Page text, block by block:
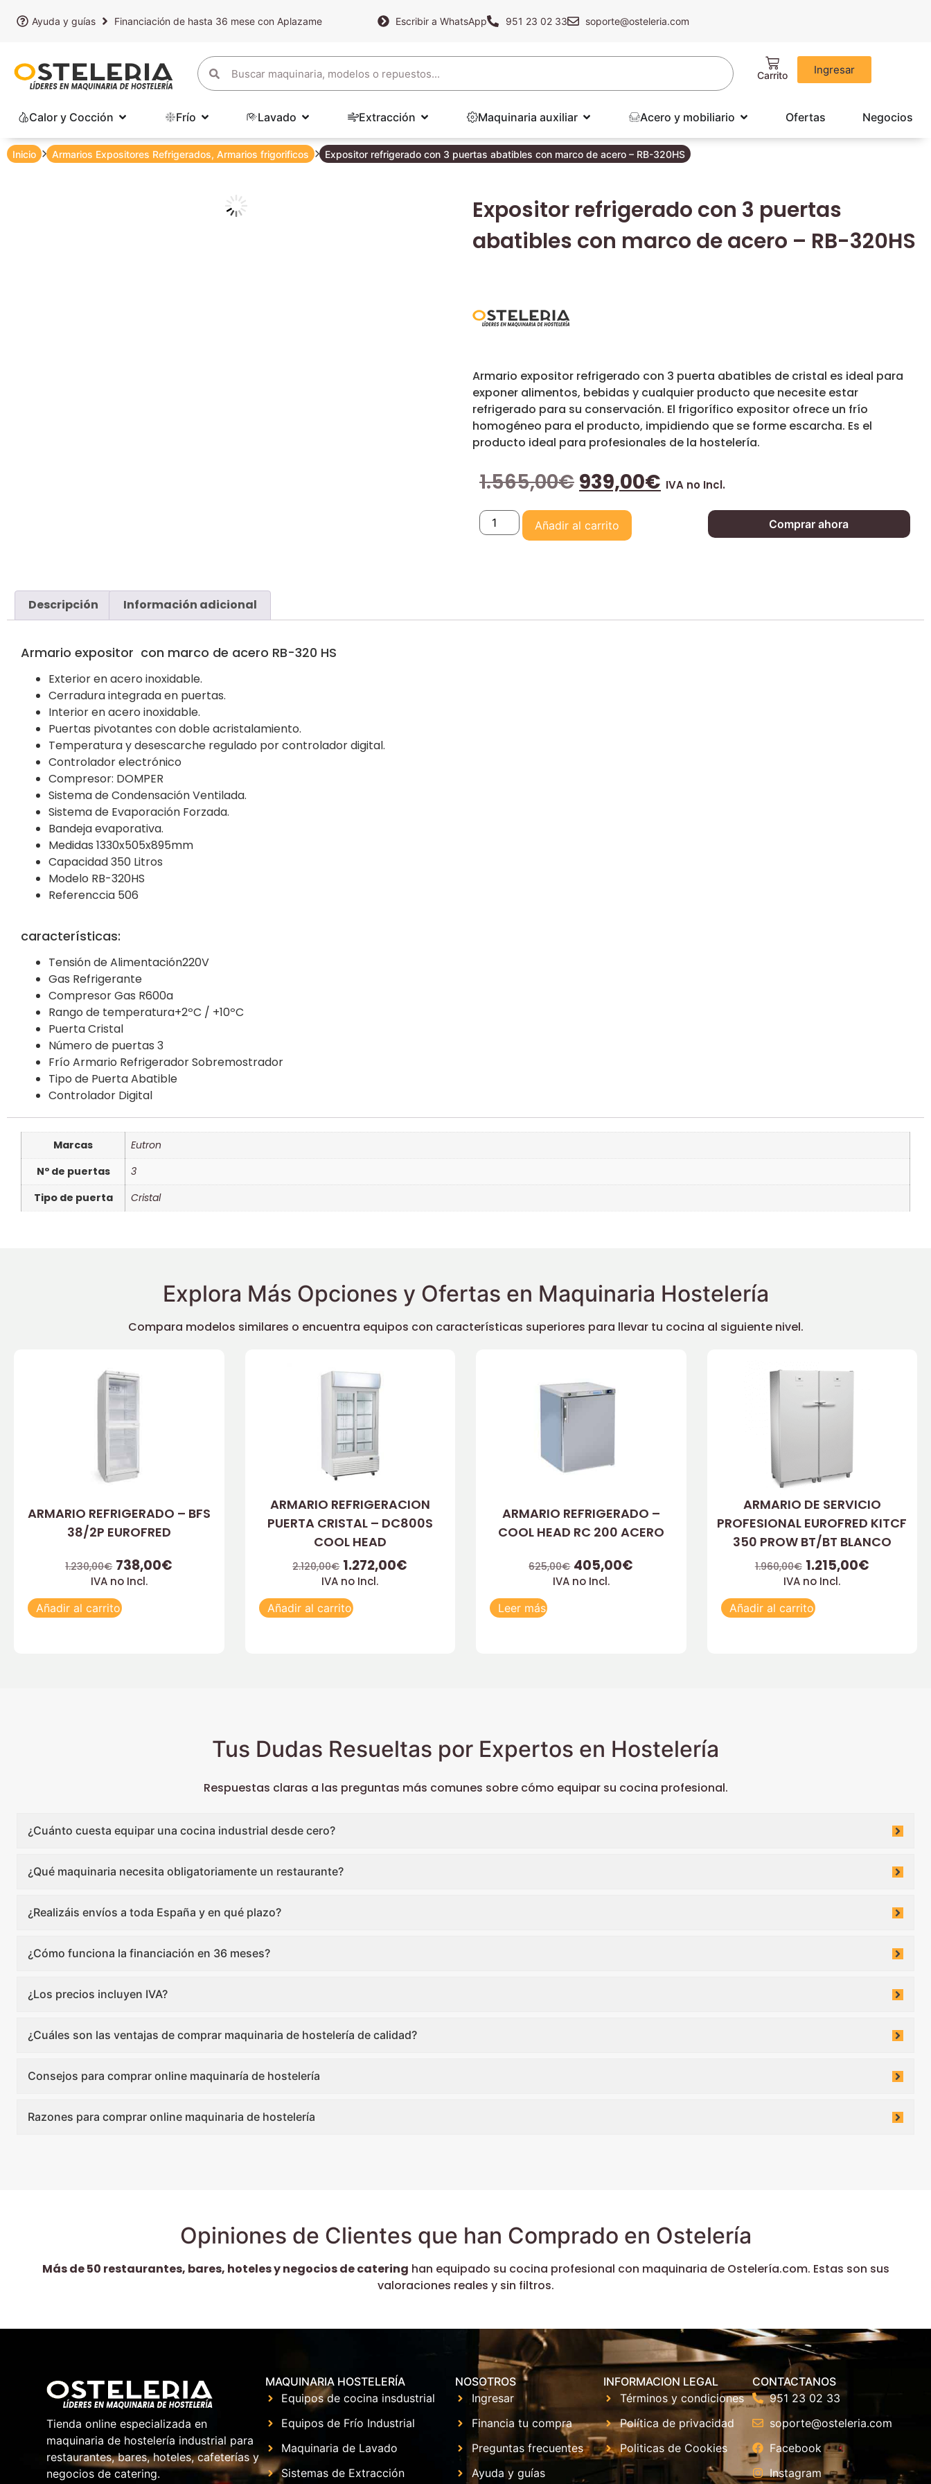
Ayuda y guías Financiación de hasta 36 mese con Aplazame Escribir a WhatsApp 951 23 02 33 soporte@osteleria.com
Ingresar
Calor y Cocción Frío Lavado Extracción Maquinaria auxiliar Acero y mobiliario Ofertas Negocios
Inicio Armarios Expositores Refrigerados, Armarios frigorificos Expositor refrigerado con 3 puertas abatibles con marco de acero – RB-320HS
Expositor refrigerado con 3 puertas
abatibles con marco de acero – RB-320HS
Armario expositor refrigerado con 3 puerta abatibles de cristal es ideal para
exponer alimentos, bebidas y cualquier producto que necesite estar
refrigerado para su conservación. El frigorífico expositor ofrece un frío
homogéneo para el producto, impidiendo que se forme escarcha. Es el
producto ideal para profesionales de la hostelería.
1.565,00€ 939,00€ IVA no Incl.
Añadir al carrito Comprar ahora
Descripción Información adicional
Armario expositor con marco de acero RB-320 HS
Exterior en acero inoxidable.
Cerradura integrada en puertas.
Interior en acero inoxidable.
Puertas pivotantes con doble acristalamiento.
Temperatura y desescarche regulado por controlador digital.
Controlador electrónico
Compresor: DOMPER
Sistema de Condensación Ventilada.
Sistema de Evaporación Forzada.
Bandeja evaporativa.
Medidas 1330x505x895mm
Capacidad 350 Litros
Modelo RB-320HS
Referenccia 506
características:
Tensión de Alimentación220V
Gas Refrigerante
Compresor Gas R600a
Rango de temperatura+2ºC / +10ºC
Puerta Cristal
Número de puertas 3
Frío Armario Refrigerador Sobremostrador
Tipo de Puerta Abatible
Controlador Digital
Marcas
Eutron
Nº de puertas
3
Tipo de puerta
Cristal
Explora Más Opciones y Ofertas en Maquinaria Hostelería
Compara modelos similares o encuentra equipos con características superiores para llevar tu cocina al siguiente nivel.
ARMARIO REFRIGERADO – BFS
38/2P EUROFRED
1.230,00€ 738,00€
IVA no Incl.
Añadir al carrito
ARMARIO REFRIGERACION
PUERTA CRISTAL – DC800S
COOL HEAD
2.120,00€ 1.272,00€
IVA no Incl.
Añadir al carrito
ARMARIO REFRIGERADO –
COOL HEAD RC 200 ACERO
625,00€ 405,00€
IVA no Incl.
Leer más
ARMARIO DE SERVICIO
PROFESIONAL EUROFRED KITCF
350 PROW BT/BT BLANCO
1.960,00€ 1.215,00€
IVA no Incl.
Añadir al carrito
Tus Dudas Resueltas por Expertos en Hostelería
Respuestas claras a las preguntas más comunes sobre cómo equipar su cocina profesional.
¿Cuánto cuesta equipar una cocina industrial desde cero?
¿Qué maquinaria necesita obligatoriamente un restaurante?
¿Realizáis envíos a toda España y en qué plazo?
¿Cómo funciona la financiación en 36 meses?
¿Los precios incluyen IVA?
¿Cuáles son las ventajas de comprar maquinaria de hostelería de calidad?
Consejos para comprar online maquinaría de hostelería
Razones para comprar online maquinaria de hostelería
Opiniones de Clientes que han Comprado en Ostelería
Más de 50 restaurantes, bares, hoteles y negocios de catering han equipado su cocina profesional con maquinaria de Ostelería.com. Estas son sus
valoraciones reales y sin filtros.
Tienda online especializada en
maquinaria de hostelería industrial para
restaurantes, bares, hoteles, cafeterías y
negocios de catering.
MAQUINARIA HOSTELERÍA
Equipos de cocina insdustrial
Equipos de Frío Industrial
Maquinaria de Lavado
Sistemas de Extracción
NOSOTROS
Ingresar
Financia tu compra
Preguntas frecuentes
Ayuda y guías
INFORMACION LEGAL
Términos y condiciones
Política de privacidad
Politicas de Cookies
CONTACTANOS
951 23 02 33
soporte@osteleria.com
Facebook
Instagram